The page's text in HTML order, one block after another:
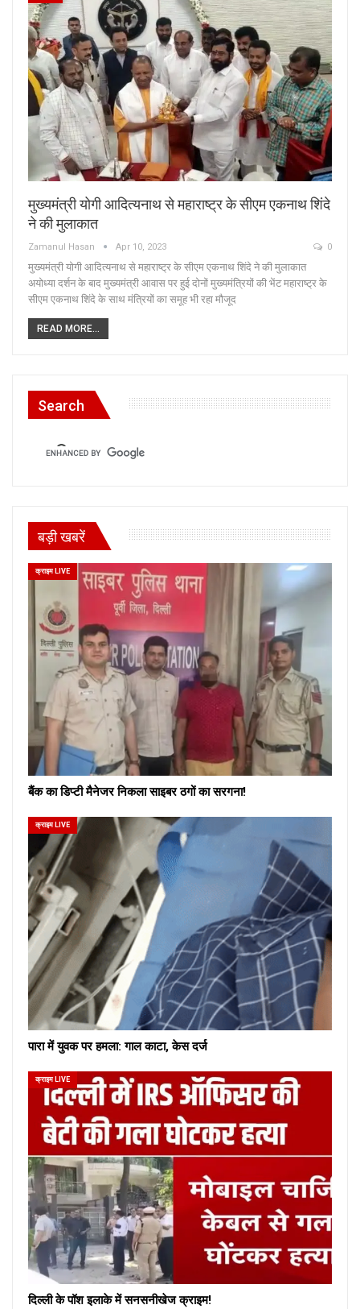
मुख्यमंत्री योगी आदित्यनाथ से महाराष्ट्र के सीएम एकनाथ शिंदे
ने की मुलाकात
Zamanul Hasan Apr 10, 2023 0
मुख्यमंत्री योगी आदित्यनाथ से महाराष्ट्र के सीएम एकनाथ शिंदे ने की मुलाकात
अयोध्या दर्शन के बाद मुख्यमंत्री आवास पर हुई दोनों मुख्यमंत्रियों की भेंट महाराष्ट्र के
सीएम एकनाथ शिंदे के साथ मंत्रियों का समूह भी रहा मौजूद
READ MORE...
Search
बड़ी खबरें
क्राइम LIVE
बैंक का डिप्टी मैनेजर निकला साइबर ठगों का सरगना!
क्राइम LIVE
पारा में युवक पर हमला: गाल काटा, केस दर्ज
क्राइम LIVE
दिल्ली के पॉश इलाके में सनसनीखेज क्राइम!